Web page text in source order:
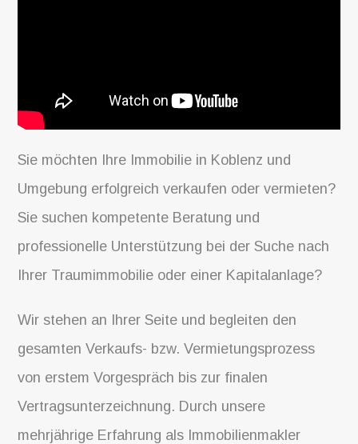
Sie möchten Ihre Immobilie in Koblenz und
Umgebung erfolgreich verkaufen oder vermieten?
Sie suchen kompetente Beratung und
professionelle Unterstützung bei der Suche nach
Ihrer Traumimmobilie oder einer Kapitalanlage?
Wir stehen an Ihrer Seite und begleiten den
gesamten Verkaufs- bzw. Vermietungsprozess
von erstem Vorgespräch bis zur finalen
Vertragsunterzeichnung. Durch unsere
mehrjährige Erfahrung als Immobilienmakler